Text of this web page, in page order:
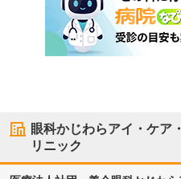
眼科かじわらアイ・ケア
リニック